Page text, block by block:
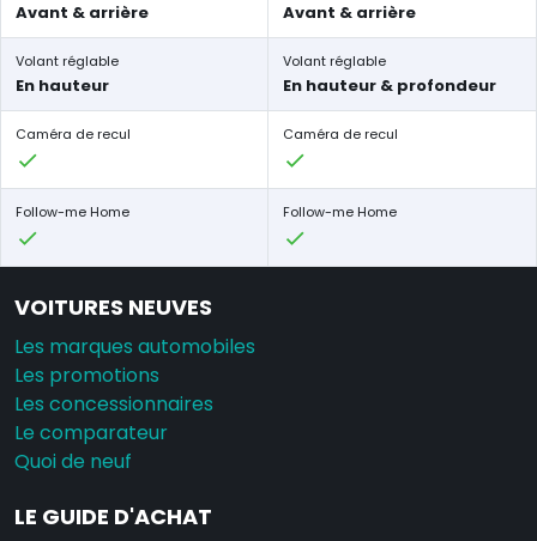
Avant & arrière Avant & arrière
Volant réglable
En hauteur
Volant réglable
En hauteur & profondeur
Caméra de recul Caméra de recul
Follow-me Home Follow-me Home
VOITURES NEUVES
Les marques automobiles
Les promotions
Les concessionnaires
Le comparateur
Quoi de neuf
LE GUIDE D'ACHAT